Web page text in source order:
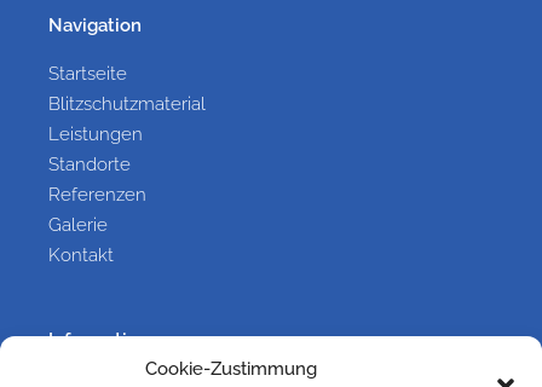
Cookie-Zustimmung
Navigation
Startseite
Blitzschutzmaterial
Leistungen
Standorte
Referenzen
Galerie
Kontakt
Information